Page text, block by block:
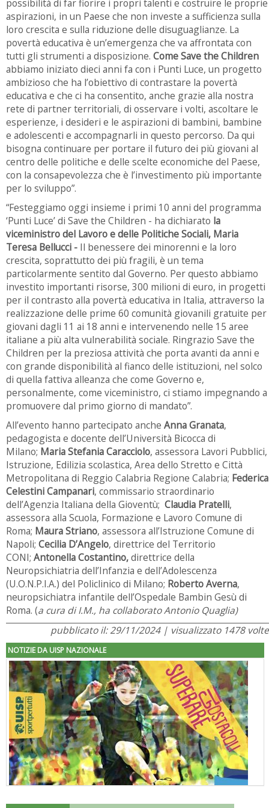
possibilità di far fiorire i propri talenti e costruire le proprie
aspirazioni, in un Paese che non investe a sufficienza sulla
loro crescita e sulla riduzione delle disuguaglianze. La
povertà educativa è un’emergenza che va affrontata con
tutti gli strumenti a disposizione. Come Save the Children
abbiamo iniziato dieci anni fa con i Punti Luce, un progetto
ambizioso che ha l’obiettivo di contrastare la povertà
educativa e che ci ha consentito, anche grazie alla nostra
rete di partner territoriali, di osservare i volti, ascoltare le
esperienze, i desideri e le aspirazioni di bambini, bambine
e adolescenti e accompagnarli in questo percorso. Da qui
bisogna continuare per portare il futuro dei più giovani al
centro delle politiche e delle scelte economiche del Paese,
con la consapevolezza che è l’investimento più importante
per lo sviluppo”.
“Festeggiamo oggi insieme i primi 10 anni del programma
‘Punti Luce’ di Save the Children - ha dichiarato la
viceministro del Lavoro e delle Politiche Sociali, Maria
Teresa Bellucci - Il benessere dei minorenni e la loro
crescita, soprattutto dei più fragili, è un tema
particolarmente sentito dal Governo. Per questo abbiamo
investito importanti risorse, 300 milioni di euro, in progetti
per il contrasto alla povertà educativa in Italia, attraverso la
realizzazione delle prime 60 comunità giovanili gratuite per
giovani dagli 11 ai 18 anni e intervenendo nelle 15 aree
italiane a più alta vulnerabilità sociale. Ringrazio Save the
Children per la preziosa attività che porta avanti da anni e
con grande disponibilità al fianco delle istituzioni, nel solco
di quella fattiva alleanza che come Governo e,
personalmente, come viceministro, ci stiamo impegnando a
promuovere dal primo giorno di mandato”.
All’evento hanno partecipato anche Anna Granata,
pedagogista e docente dell’Università Bicocca di
Milano; Maria Stefania Caracciolo, assessora Lavori Pubblici,
Istruzione, Edilizia scolastica, Area dello Stretto e Città
Metropolitana di Reggio Calabria Regione Calabria; Federica
Celestini Campanari, commissario straordinario
dell’Agenzia Italiana della Gioventù; Claudia Pratelli,
assessora alla Scuola, Formazione e Lavoro Comune di
Roma; Maura Striano, assessora all’Istruzione Comune di
Napoli; Cecilia D’Angelo, direttrice del Territorio
CONI; Antonella Costantino,direttrice della
Neuropsichiatria dell’Infanzia e dell’Adolescenza
(U.O.N.P.I.A.) del Policlinico di Milano; Roberto Averna,
neuropsichiatra infantile dell’Ospedale Bambin Gesù di
Roma. (a cura di I.M., ha collaborato Antonio Quaglia)
pubblicato il: 29/11/2024 | visualizzato 1478 volte
NOTIZIE DA UISP NAZIONALE